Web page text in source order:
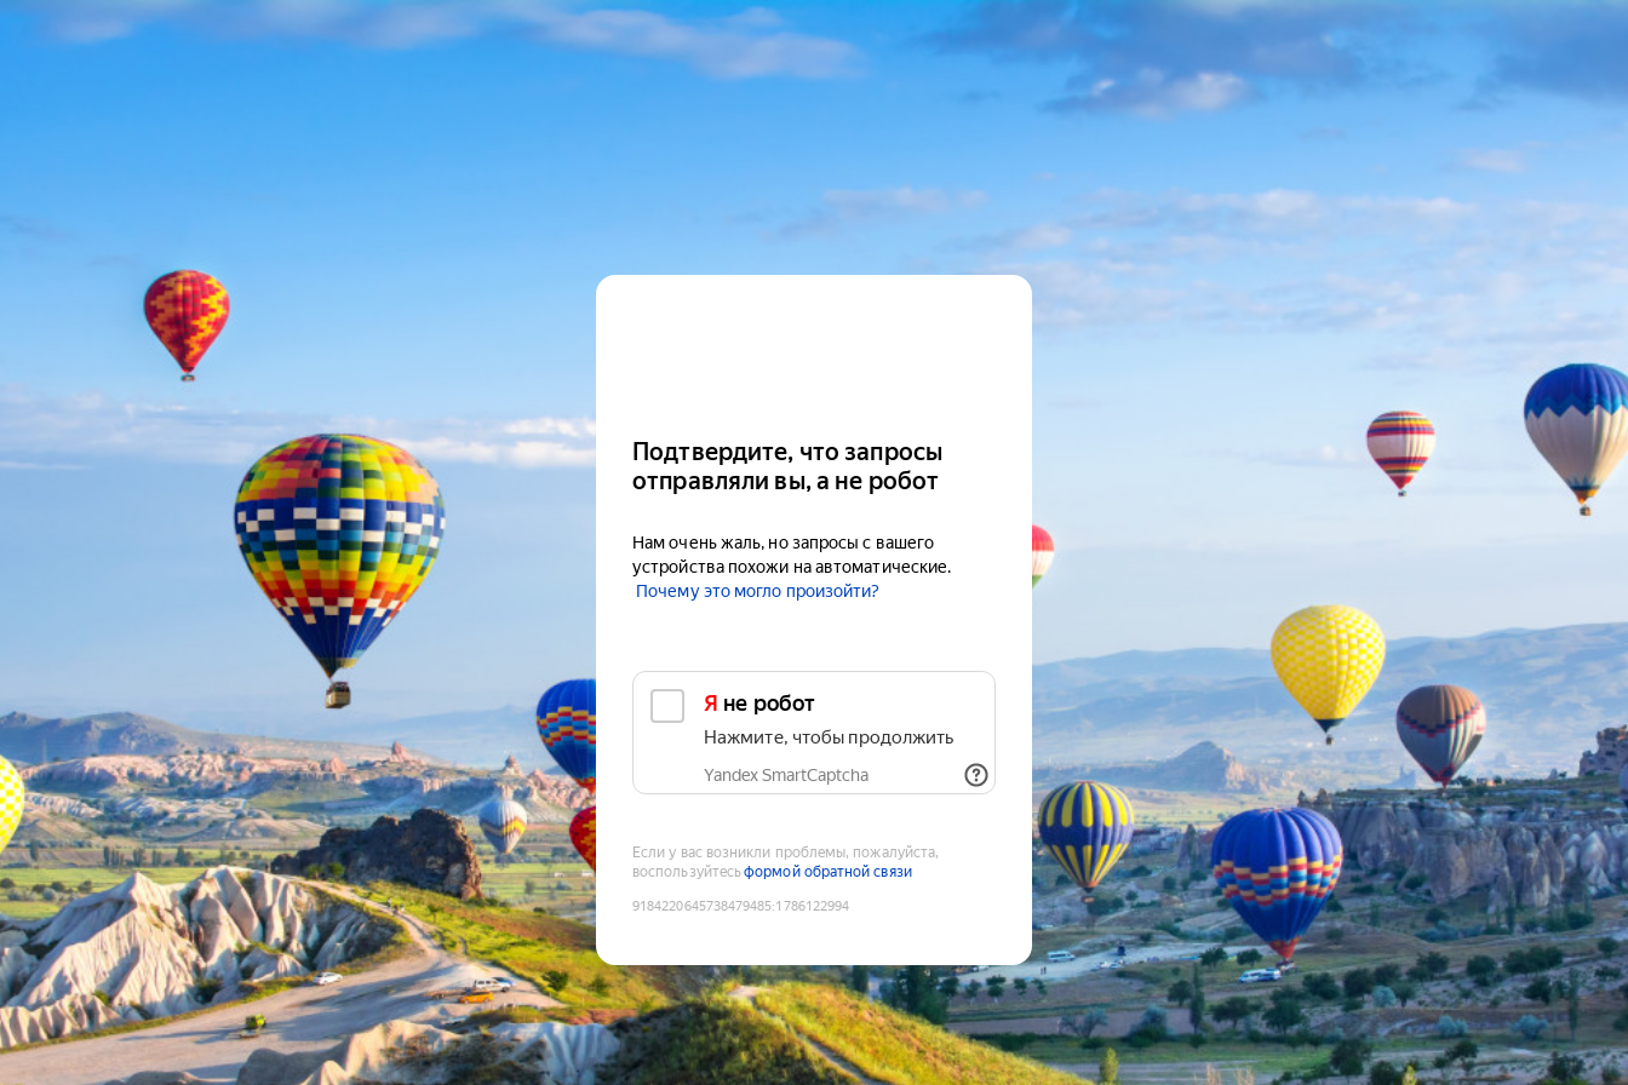
Подтвердите, что запросы
отправляли вы, а не робот
Нам очень жаль, но запросы с вашего
устройства похожи на автоматические.
Почему это могло произойти?
Я не робот
Нажмите, чтобы продолжить
Yandex SmartCaptcha
Если у вас возникли проблемы, пожалуйста,
воспользуйтесьформой обратной связи
9184220645738479485:1786122994